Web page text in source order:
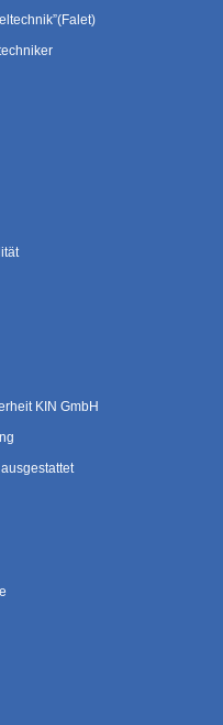
KIN GmbH